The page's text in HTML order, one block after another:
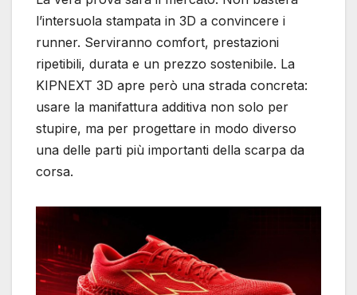
l’intersuola stampata in 3D a convincere i
runner. Serviranno comfort, prestazioni
ripetibili, durata e un prezzo sostenibile. La
KIPNEXT 3D apre però una strada concreta:
usare la manifattura additiva non solo per
stupire, ma per progettare in modo diverso
una delle parti più importanti della scarpa da
corsa.